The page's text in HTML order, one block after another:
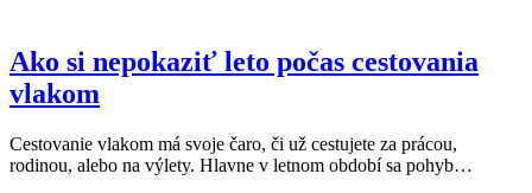
Ako si nepokaziť leto počas cestovania
vlakom
Cestovanie vlakom má svoje čaro, či už cestujete za prácou,
rodinou, alebo na výlety. Hlavne v letnom období sa pohyb…